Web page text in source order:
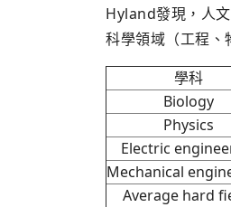
Hyland發現，人
科學領域（工程、
學科
Biology
Physics
Electric
Mechanical
Average hard